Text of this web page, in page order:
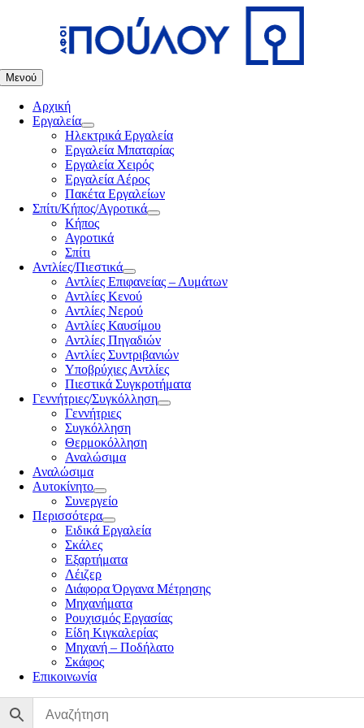
περιεχόμενο
Μενού
Αρχική
Εργαλεία
Ηλεκτρικά Εργαλεία
Εργαλεία Μπαταρίας
Εργαλεία Χειρός
Εργαλεία Αέρος
Πακέτα Εργαλείων
Σπίτι/Κήπος/Αγροτικά
Κήπος
Αγροτικά
Σπίτι
Αντλίες/Πιεστικά
Αντλίες Επιφανείας – Λυμάτων
Αντλίες Κενού
Αντλίες Νερού
Αντλίες Καυσίμου
Αντλίες Πηγαδιών
Αντλίες Συντριβανιών
Υποβρύχιες Αντλίες
Πιεστικά Συγκροτήματα
Γεννήτριες/Συγκόλληση
Γεννήτριες
Συγκόλληση
Θερμοκόλληση
Αναλώσιμα
Αναλώσιμα
Αυτοκίνητο
Συνεργείο
Περισσότερα
Ειδικά Εργαλεία
Σκάλες
Εξαρτήματα
Λέιζερ
Διάφορα Όργανα Μέτρησης
Μηχανήματα
Ρουχισμός Εργασίας
Είδη Κιγκαλερίας
Μηχανή – Ποδήλατο
Σκάφος
Επικοινωνία